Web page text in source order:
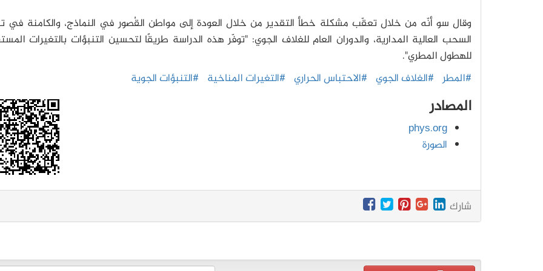
وقال سو أنّه من خلال تعقّب مشكلة خطأ التقدير من خلال العودة إلى مواطن القُصور في النماذج، والكامنة في
السحب العالية المدارية، والدوران العام للغلاف الجوي: "توفّر هذه الدراسة طريقًا لتحسين التنبؤات بالتغيرات
للهطول المطري".
#المطر #الغلاف الجوي #الاحتباس الحراري #التغيرات المناخية #التنبؤات الجوية
المصادر
phys.org
الصورة
شارك